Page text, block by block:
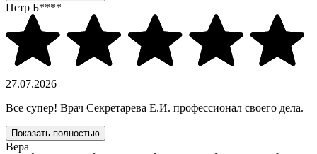
Петр Б****
27.07.2026
Все супер! Врач Секретарева Е.И. профессионал своего дела.
Показать полностью
Вера